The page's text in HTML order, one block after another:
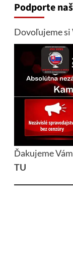
Podporte
Dovoľujeme si
Ďakujeme
TU